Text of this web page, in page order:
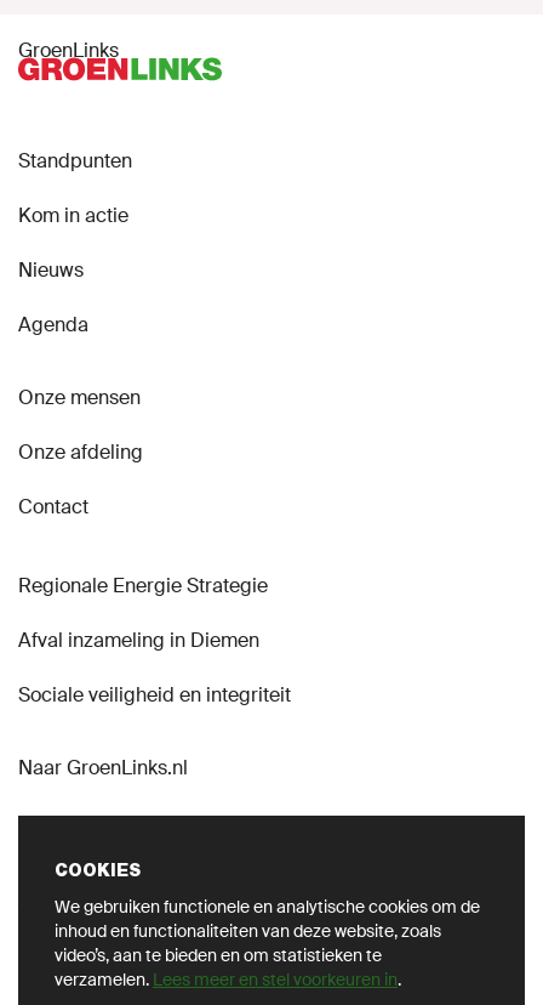
COOKIES
We gebruiken functionele en analytische cookies om de
inhoud en functionaliteiten van deze website, zoals
video’s, aan te bieden en om statistieken te
verzamelen. Lees meer en stel voorkeuren in.
GroenLinks
Standpunten
Kom in actie
Nieuws
Agenda
Onze mensen
Onze afdeling
Contact
Regionale Energie Strategie
Afval inzameling in Diemen
Sociale veiligheid en integriteit
Naar GroenLinks.nl
VOLG ONS OP SOCIAL